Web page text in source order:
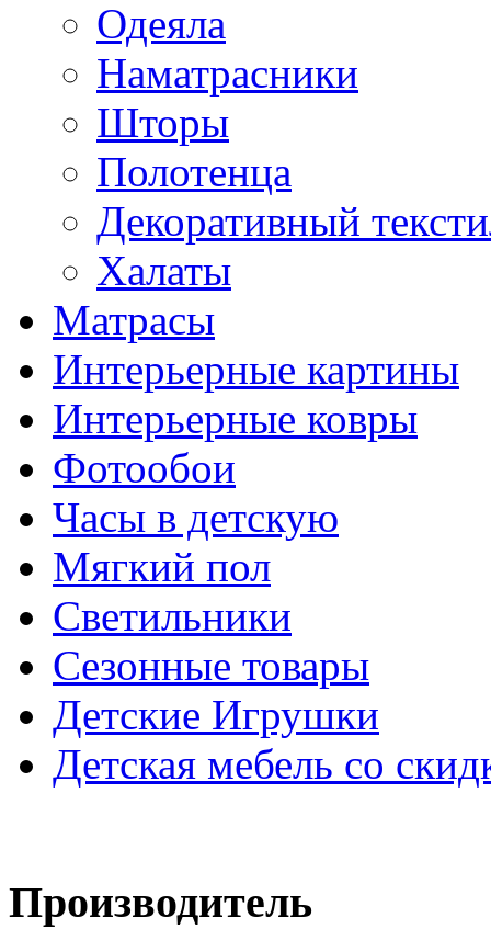
Одеяла
Наматрасники
Шторы
Полотенца
Декоративный
Халаты
Матрасы
Интерьерные картины
Интерьерные ковры
Фотообои
Часы в детскую
Мягкий пол
Светильники
Сезонные товары
Детские Игрушки
Детская мебель со
Производитель